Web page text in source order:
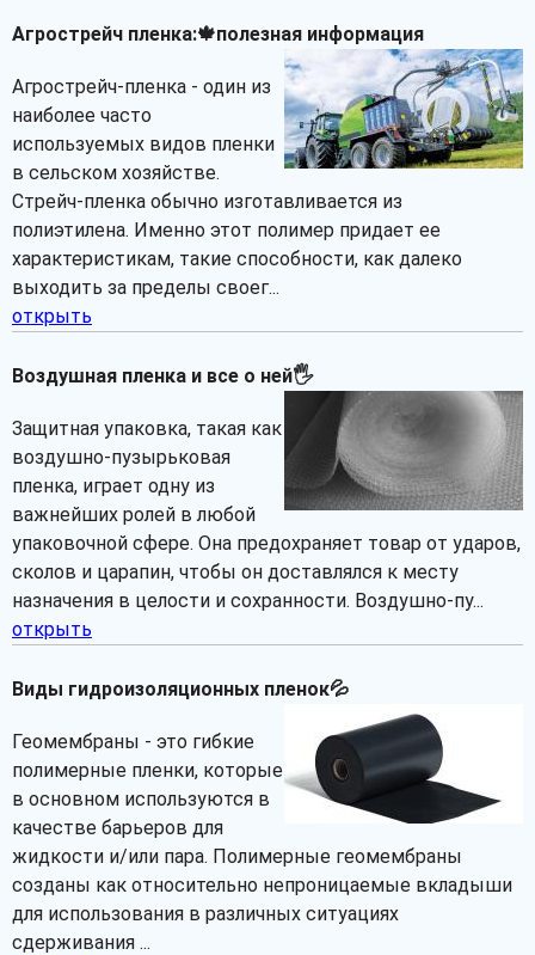
Агрострейч пленка:🍁полезная информация
Агрострейч-пленка - один из
наиболее часто
используемых видов пленки
в сельском хозяйстве.
Стрейч-пленка обычно изготавливается из
полиэтилена. Именно этот полимер придает ее
характеристикам, такие способности, как далеко
выходить за пределы своег...
открыть
Воздушная пленка и все о ней🖐
Защитная упаковка, такая как
воздушно-пузырьковая
пленка, играет одну из
важнейших ролей в любой
упаковочной сфере. Она предохраняет товар от ударов,
сколов и царапин, чтобы он доставлялся к месту
назначения в целости и сохранности. Воздушно-пу...
открыть
Виды гидроизоляционных пленок💦
Геомембраны - это гибкие
полимерные пленки, которые
в основном используются в
качестве барьеров для
жидкости и/или пара. Полимерные геомембраны
созданы как относительно непроницаемые вкладыши
для использования в различных ситуациях
сдерживания ...